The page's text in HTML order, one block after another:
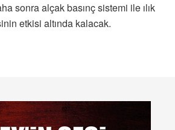
sonra alçak basınç sistemi ile ılık
etkisi altında kalacak.